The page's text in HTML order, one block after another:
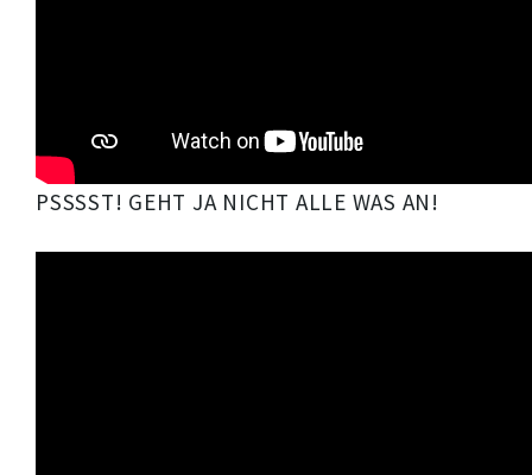
PSSSST! GEHT JA NICHT ALLE WAS AN!